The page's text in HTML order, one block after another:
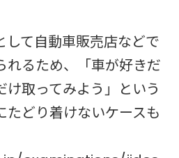
して自動車販売店などで
れるため、「車が好きだ
け取ってみよう」という
たどり着けないケースも